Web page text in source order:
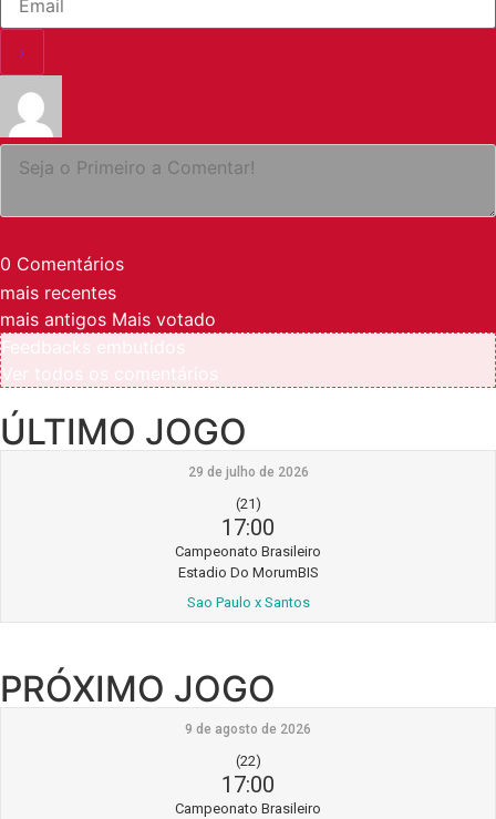
0 Comentários
mais recentes
mais antigos Mais votado
ÚLTIMO JOGO
29 de julho de 2026
(21)
17:00
Campeonato Brasileiro
Estadio Do MorumBIS
Sao Paulo x Santos
PRÓXIMO JOGO
9 de agosto de 2026
(22)
17:00
Campeonato Brasileiro